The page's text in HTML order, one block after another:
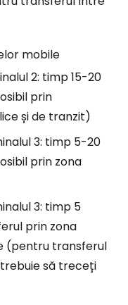
mobile
2: timp 15-20
prin
și de tranzit)
3: timp 5-20
prin zona
3: timp 5
prin zona
(pentru transferul
să treceți